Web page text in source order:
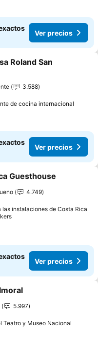
Ver precios
a favoritos
Roland San
3.588
de cocina internacional
Ver precios
a favoritos
Guesthouse
4.749
las instalaciones de Costa Rica
Ver precios
a favoritos
5.997
Teatro y Museo Nacional